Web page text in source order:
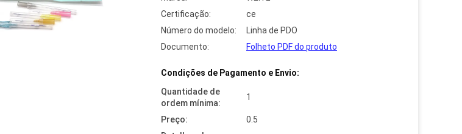
Certificação:
ce
Número do modelo:
Linha de PDO
Documento:
Folheto PDF do produto
Condições de Pagamento e Envio:
Quantidade de
ordem mínima:
1
Preço:
0.5